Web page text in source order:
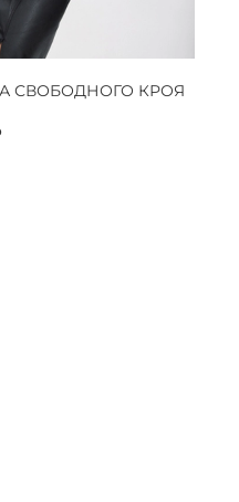
СВОБОДНОГО КРОЯ